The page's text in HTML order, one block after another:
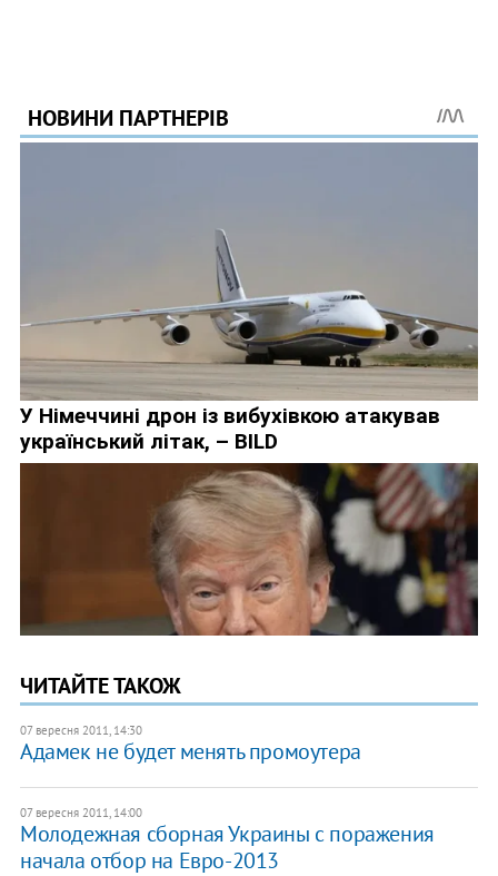
ЧИТАЙТЕ ТАКОЖ
07 вересня 2011, 14:30
Адамек не будет менять промоутера
07 вересня 2011, 14:00
Молодежная сборная Украины с поражения
начала отбор на Евро-2013